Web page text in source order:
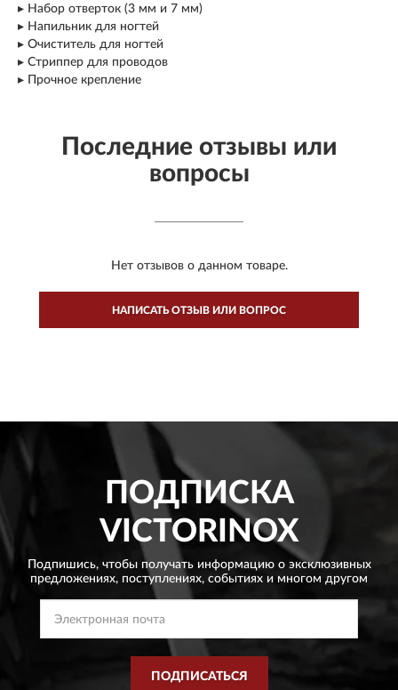
▸ Набор отверток (3 мм и 7 мм)
▸ Напильник для ногтей
▸ Очиститель для ногтей
▸ Стриппер для проводов
▸ Прочное крепление
Последние отзывы или
вопросы
Нет отзывов о данном товаре.
НАПИСАТЬ ОТЗЫВ ИЛИ ВОПРОС
ПОДПИСКА
VICTORINOX
Подпишись, чтобы получать информацию о эксклюзивных
предложениях, поступлениях, событиях и многом другом
ПОДПИСАТЬСЯ